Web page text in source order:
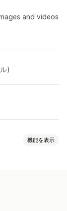
and videos
)
機能を表示